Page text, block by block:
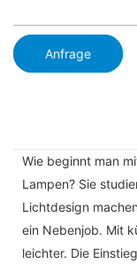
Anfrage
Wie beginnt man
Lampen? Sie
Lichtdesign
ein Nebenjob. Mit
leichter. Die